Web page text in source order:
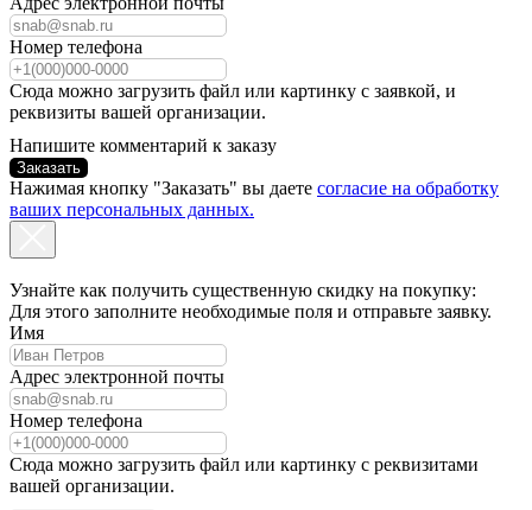
Номер телефона
Сюда можно загрузить файл или картинку с заявкой, и
реквизиты вашей организации.
Напишите комментарий к заказу
Заказать
Нажимая кнопку "Заказать" вы даете согласие на обработку
ваших персональных данных.
Узнайте как получить существенную скидку на покупку:
Для этого заполните необходимые поля и отправьте заявку.
Имя
Адрес электронной почты
Номер телефона
Сюда можно загрузить файл или картинку с реквизитами
вашей организации.